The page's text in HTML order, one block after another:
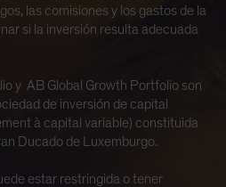
las comisiones y los gastos de la
si la inversión resulta adecuada
y AB Global Growth Portfolio son
de inversión de capital
à capital variable) constituida
Ducado de Luxemburgo.
estar restringida o tener